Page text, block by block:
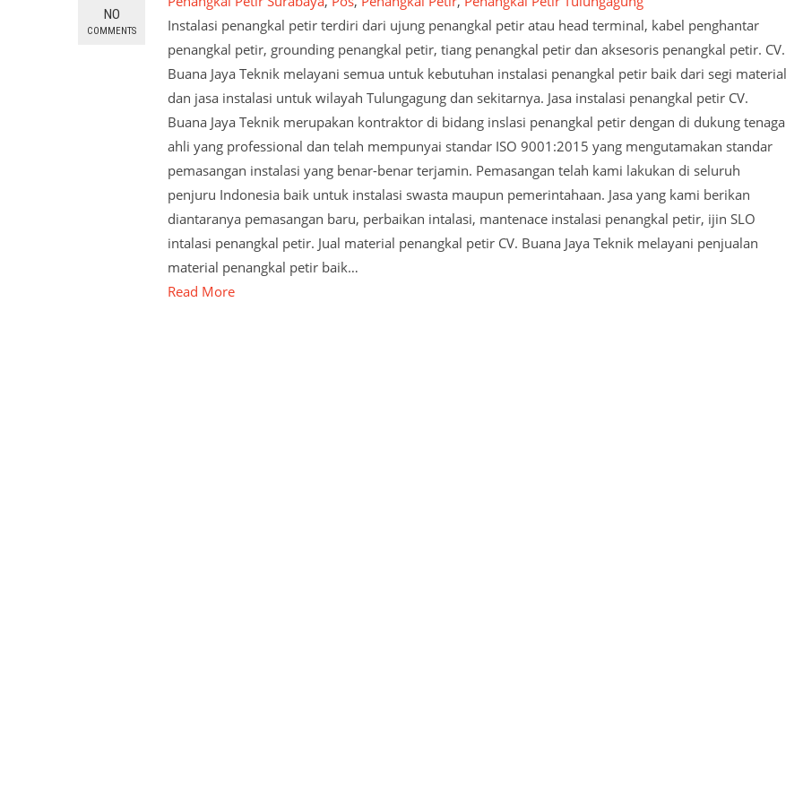
NO
COMMENTS
Instalasi penangkal petir terdiri dari ujung penangkal petir atau head terminal, kabel penghantar
penangkal petir, grounding penangkal petir, tiang penangkal petir dan aksesoris penangkal petir. CV.
Buana Jaya Teknik melayani semua untuk kebutuhan instalasi penangkal petir baik dari segi material
dan jasa instalasi untuk wilayah Tulungagung dan sekitarnya. Jasa instalasi penangkal petir CV.
Buana Jaya Teknik merupakan kontraktor di bidang inslasi penangkal petir dengan di dukung tenaga
ahli yang professional dan telah mempunyai standar ISO 9001:2015 yang mengutamakan standar
pemasangan instalasi yang benar-benar terjamin. Pemasangan telah kami lakukan di seluruh
penjuru Indonesia baik untuk instalasi swasta maupun pemerintahaan. Jasa yang kami berikan
diantaranya pemasangan baru, perbaikan intalasi, mantenace instalasi penangkal petir, ijin SLO
intalasi penangkal petir. Jual material penangkal petir CV. Buana Jaya Teknik melayani penjualan
material penangkal petir baik…
Read More